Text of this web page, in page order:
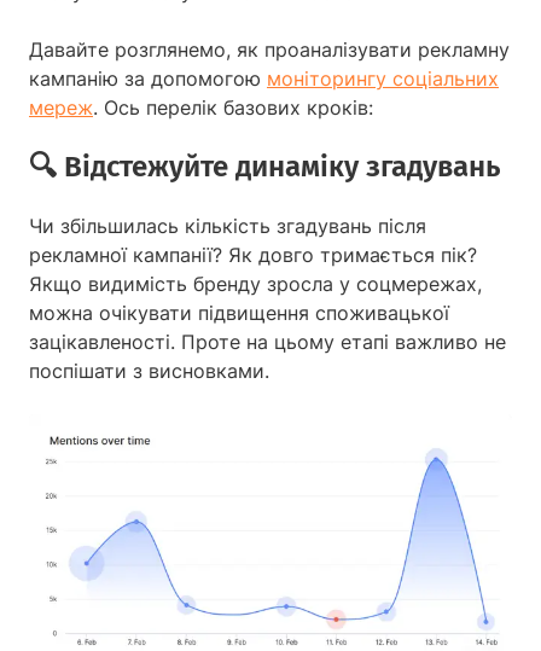
Давайте розглянемо, як проаналізувати рекламну
кампанію за допомогою моніторингу соціальних
мереж. Ось перелік базових кроків:
🔍 Відстежуйте динаміку згадувань
Чи збільшилась кількість згадувань після
рекламної кампанії? Як довго тримається пік?
Якщо видимість бренду зросла у соцмережах,
можна очікувати підвищення споживацької
зацікавленості. Проте на цьому етапі важливо не
поспішати з висновками.